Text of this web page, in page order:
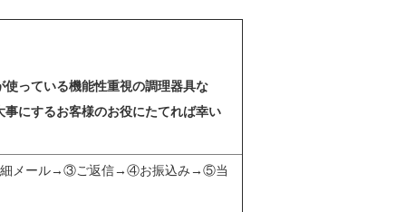
っている機能性重視の調理器具な
にするお客様のお役にたてれば幸い
細メール→③ご返信→④お振込み→⑤当